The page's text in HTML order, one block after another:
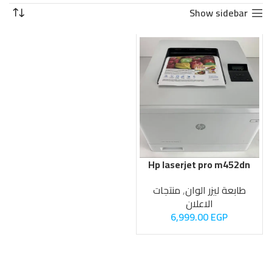
Show sidebar
Hp laserjet pro m452dn
طابعة ليزر الوان,منتجات
الاعلان
6,999.00EGP